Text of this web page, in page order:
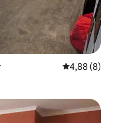
Calificación
4,88 (8)